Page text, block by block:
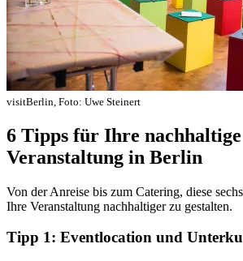
visitBerlin, Foto: Uwe Steinert
6 Tipps für Ihre nachhaltige
Veranstaltung in Berlin
Von der Anreise bis zum Catering, diese
Ihre Veranstaltung nachhaltiger zu gestalten.
Tipp 1: Eventlocation und